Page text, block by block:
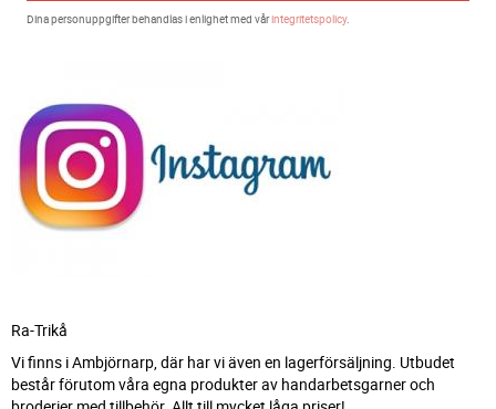
Dina personuppgifter behandlas i enlighet med vårintegritetspolicy.
Ra-Trikå
Vi finns i Ambjörnarp, där har vi även en lagerförsäljning. Utbudet
består förutom våra egna produkter av handarbetsgarner och